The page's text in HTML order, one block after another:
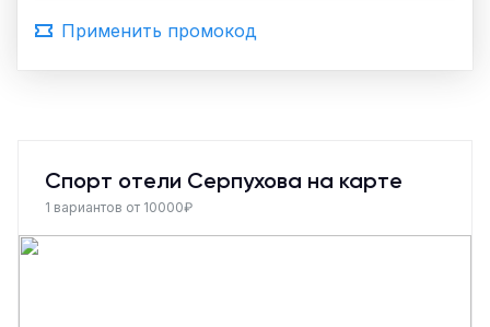
Применить промокод
Спорт отели Серпухова на карте
1 вариантов от 10000₽